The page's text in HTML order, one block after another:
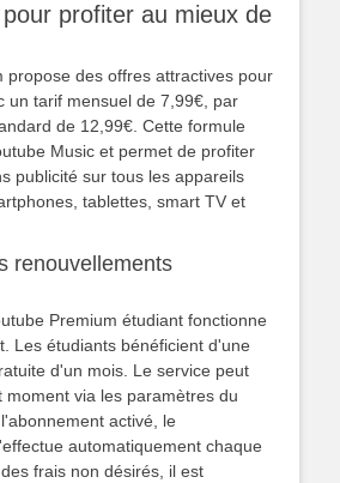
profiter au mieux de
propose des offres attractives pour
un tarif mensuel de 7,99€, par
de 12,99€. Cette formule
Music et permet de profiter
publicité sur tous les appareils
tablettes, smart TV et
renouvellements
Premium étudiant fonctionne
Les étudiants bénéficient d'une
d'un mois. Le service peut
moment via les paramètres du
activé, le
automatiquement chaque
frais non désirés, il est